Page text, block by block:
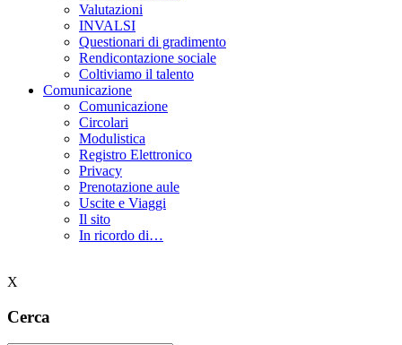
Valutazioni
INVALSI
Questionari di gradimento
Rendicontazione sociale
Coltiviamo il talento
Comunicazione
Comunicazione
Circolari
Modulistica
Registro Elettronico
Privacy
Prenotazione aule
Uscite e Viaggi
Il sito
In ricordo di…
X
Cerca